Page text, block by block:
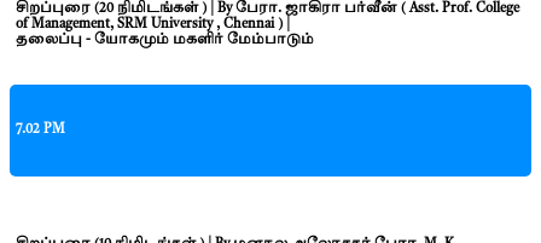
சிறப்புரை (20 நிமிடங்கள் ) | By பேரா. ஜாகிரா பர்வீன் ( Asst. Prof. College
of Management, SRM University , Chennai ) |
தலைப்பு - யோகமும் மகளிர் மேம்பாடும்
7.02 PM